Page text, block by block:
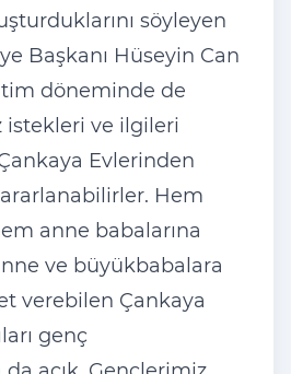
söyleyen
Başkanı Hüseyin Can
döneminde de
istekleri ve ilgileri
Evlerinden
Hem
anne babalarına
ve büyükbabalara
verebilen Çankaya
genç